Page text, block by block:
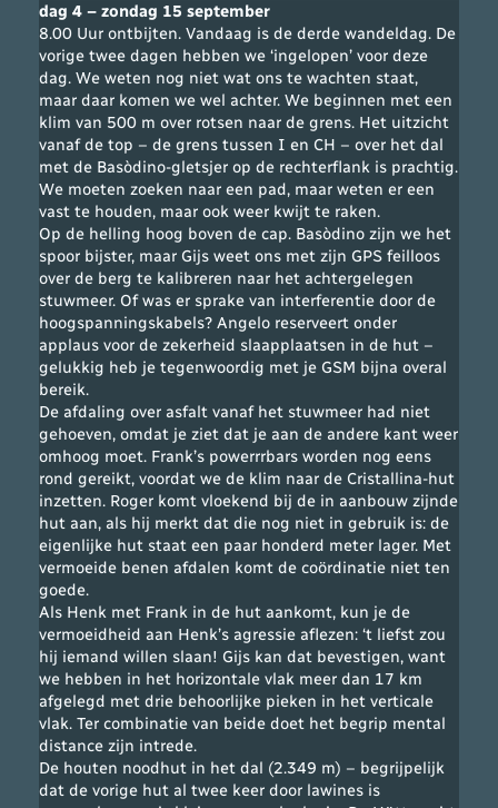
dag 4 – zondag 15 september
8.00 Uur ontbijten. Vandaag is de derde wandeldag. De
vorige twee dagen hebben we ‘ingelopen’ voor deze
dag. We weten nog niet wat ons te wachten staat,
maar daar komen we wel achter. We beginnen met een
klim van 500 m over rotsen naar de grens. Het uitzicht
vanaf de top – de grens tussen I en CH – over het dal
met de Basòdino-gletsjer op de rechterflank is prachtig.
We moeten zoeken naar een pad, maar weten er een
vast te houden, maar ook weer kwijt te raken.
Op de helling hoog boven de cap. Basòdino zijn we het
spoor bijster, maar Gijs weet ons met zijn GPS feilloos
over de berg te kalibreren naar het achtergelegen
stuwmeer. Of was er sprake van interferentie door de
hoogspanningskabels? Angelo reserveert onder
applaus voor de zekerheid slaapplaatsen in de hut –
gelukkig heb je tegenwoordig met je GSM bijna overal
bereik.
De afdaling over asfalt vanaf het stuwmeer had niet
gehoeven, omdat je ziet dat je aan de andere kant weer
omhoog moet. Frank’s powerrrbars worden nog eens
rond gereikt, voordat we de klim naar de Cristallina-hut
inzetten. Roger komt vloekend bij de in aanbouw zijnde
hut aan, als hij merkt dat die nog niet in gebruik is: de
eigenlijke hut staat een paar honderd meter lager. Met
vermoeide benen afdalen komt de coördinatie niet ten
goede.
Als Henk met Frank in de hut aankomt, kun je de
vermoeidheid aan Henk’s agressie aflezen: ‘t liefst zou
hij iemand willen slaan! Gijs kan dat bevestigen, want
we hebben in het horizontale vlak meer dan 17 km
afgelegd met drie behoorlijke pieken in het verticale
vlak. Ter combinatie van beide doet het begrip mental
distance zijn intrede.
De houten noodhut in het dal (2.349 m) – begrijpelijk
dat de vorige hut al twee keer door lawines is